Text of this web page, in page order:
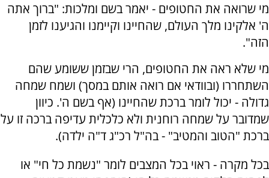
מי שרואה את החטופים - יאמר בשם ומלכות: "ברוך אתה
ה' אלקינו מלך העולם, שהחיינו וקיימנו והגיענו לזמן
הזה".
מי שלא ראה את החטופים, הרי שבזמן ששומע שהם
השתחררו (ובוודאי אם רואה אותם במסך) ושמח שמחה
גדולה - יכול לומר ברכת שהחיינו (אף בשם ה'. כיוון
שמדובר על שמחה רוחנית ולא כלכלית עדיפה ברכה זו על
ברכת "הטוב והמטיב" - בה"ל רכ"ג ד"ה ילדה).
בכל מקרה - ראוי בכל המצבים לומר "נשמת כל חי" או